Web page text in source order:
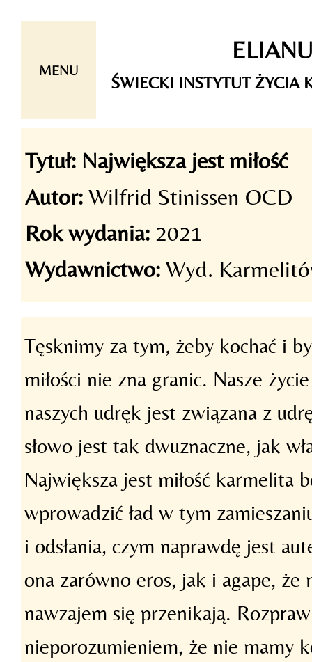
ŚWIECKI INSTYTUT ŻYCIA
MENU
Tytuł: Największa jest miłość
Autor: Wilfrid Stinissen OCD
Rok wydania: 2021
Wydawnictwo: Wyd.
Tęsknimy za tym, żeby kochać i
miłości nie zna granic. Nasze
naszych udręk jest związana z
słowo jest tak dwuznaczne, jak
Największa jest miłość karmelita
wprowadzić ład w tym
i odsłania, czym naprawdę jest
ona zarówno eros, jak i agape, że
nawzajem się przenikają.
nieporozumieniem, że nie mamy